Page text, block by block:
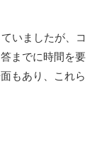
いましたが、コ
までに時間を要
もあり、これら